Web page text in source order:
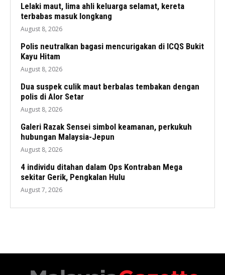
Lelaki maut, lima ahli keluarga selamat, kereta
terbabas masuk longkang
August 8, 2026
Polis neutralkan bagasi mencurigakan di ICQS Bukit
Kayu Hitam
August 8, 2026
Dua suspek culik maut berbalas tembakan dengan
polis di Alor Setar
August 8, 2026
Galeri Razak Sensei simbol keamanan, perkukuh
hubungan Malaysia-Jepun
August 8, 2026
4 individu ditahan dalam Ops Kontraban Mega
sekitar Gerik, Pengkalan Hulu
August 7, 2026